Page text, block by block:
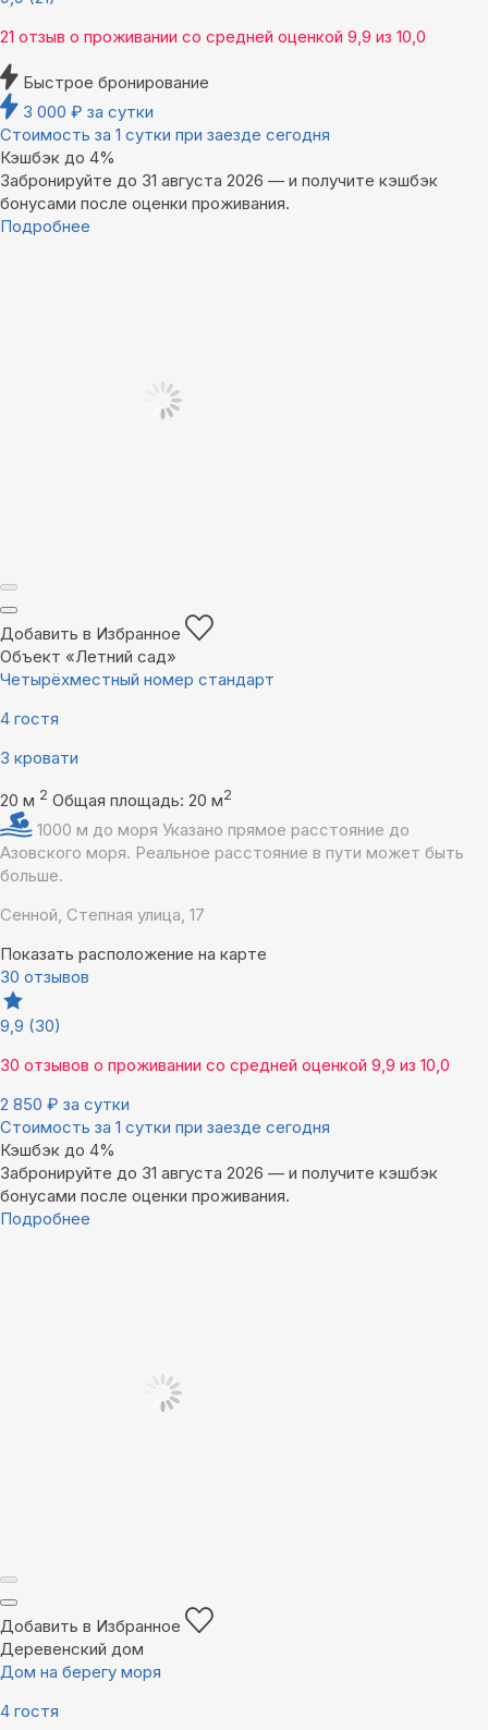
21 отзыв о проживании со средней оценкой 9,9 из 10,0
Быстрое бронирование
3 000 ₽ за сутки
Стоимость за 1 сутки при заезде сегодня
Кэшбэк до 4%
Забронируйте до 31 августа 2026 — и получите кэшбэк
бонусами после оценки проживания.
Подробнее
Добавить в Избранное
Объект «Летний сад»
Четырёхместный номер стандарт
4 гостя
3 кровати
20 м 2 Общая площадь: 20 м2
1000 м до моря Указано прямое расстояние до
Азовского моря. Реальное расстояние в пути может быть
больше.
Сенной, Степная улица, 17
Показать расположение на карте
30 отзывов
9,9 (30)
30 отзывов о проживании со средней оценкой 9,9 из 10,0
2 850 ₽ за сутки
Стоимость за 1 сутки при заезде сегодня
Кэшбэк до 4%
Забронируйте до 31 августа 2026 — и получите кэшбэк
бонусами после оценки проживания.
Подробнее
Добавить в Избранное
Деревенский дом
Дом на берегу моря
4 гостя